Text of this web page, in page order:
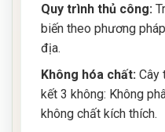
Quy trình thủ công:
biến theo phương
địa.
Không hóa chất: Cây
kết 3 không: Không
không chất kích thích.